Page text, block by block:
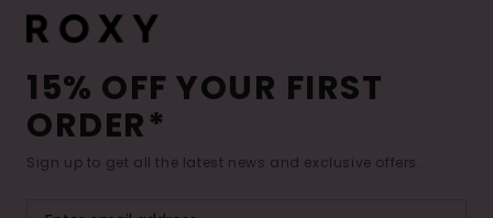
15% OFF YOUR FIRST
ORDER*
Sign up to get all the latest news and exclusive offers.